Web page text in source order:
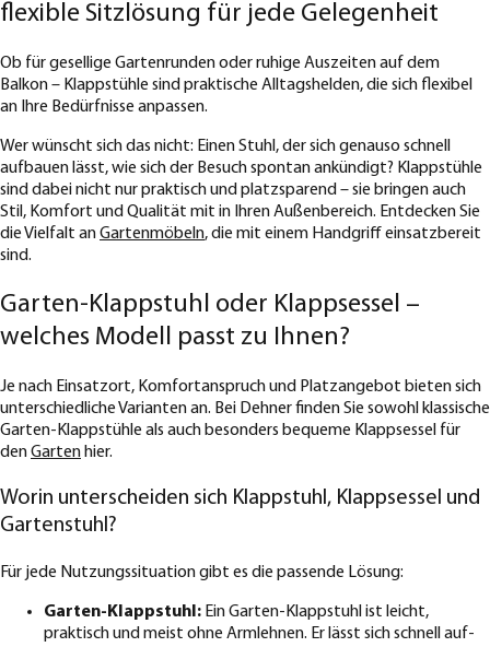
flexible Sitzlösung für jede Gelegenheit
Ob für gesellige Gartenrunden oder ruhige Auszeiten auf dem
Balkon – Klappstühle sind praktische Alltagshelden, die sich flexibel
an Ihre Bedürfnisse anpassen.
Wer wünscht sich das nicht: Einen Stuhl, der sich genauso schnell
aufbauen lässt, wie sich der Besuch spontan ankündigt? Klappstühle
sind dabei nicht nur praktisch und platzsparend – sie bringen auch
Stil, Komfort und Qualität mit in Ihren Außenbereich. Entdecken Sie
die Vielfalt anGartenmöbeln, die mit einem Handgriff einsatzbereit
sind.
Garten-Klappstuhl oder Klappsessel –
welches Modell passt zu Ihnen?
Je nach Einsatzort, Komfortanspruch und Platzangebot bieten sich
unterschiedliche Varianten an. Bei Dehner finden Sie sowohl klassische
Garten-Klappstühle als auch besonders bequeme Klappsessel für
denGarten hier.
Worin unterscheiden sich Klappstuhl, Klappsessel und
Gartenstuhl?
Für jede Nutzungssituation gibt es die passende Lösung:
Garten-Klappstuhl: Ein Garten-Klappstuhl ist leicht,
praktisch und meist ohne Armlehnen. Er lässt sich schnell auf-